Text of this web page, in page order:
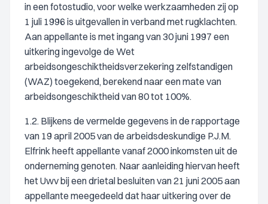
in een fotostudio, voor welke werkzaamheden zij op
1 juli 1996 is uitgevallen in verband met rugklachten.
Aan appellante is met ingang van 30 juni 1997 een
uitkering ingevolge de Wet
arbeidsongeschiktheidsverzekering zelfstandigen
(WAZ) toegekend, berekend naar een mate van
arbeidsongeschiktheid van 80 tot 100%.
1.2. Blijkens de vermelde gegevens in de rapportage
van 19 april 2005 van de arbeidsdeskundige P.J.M.
Elfrink heeft appellante vanaf 2000 inkomsten uit de
onderneming genoten. Naar aanleiding hiervan heeft
het Uwv bij een drietal besluiten van 21 juni 2005 aan
appellante meegedeeld dat haar uitkering over de